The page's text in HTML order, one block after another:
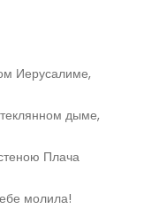
Иерусалиме,
дыме,
Плача
молила!